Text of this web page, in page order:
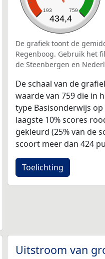
193 759
434,4
De grafiek toont de
Regenboog. Gebruik het
de Steenbergen en
De schaal van de
waarde van 759 die in
type Basisonderwijs
laagste 10% scores
gekleurd (25% van de
scoort meer dan 424
Toelichting
Uitstroom van